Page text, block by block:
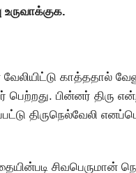
காத்ததால்
பெற்றது. பின்னர் திரு
திருநெல்வேலி
சிவபெருமான்